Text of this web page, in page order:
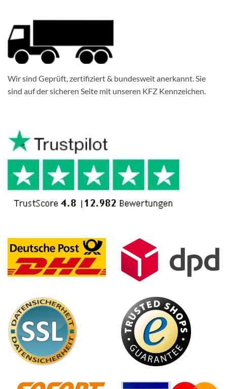
Wir sind Geprüft, zertifiziert & bundesweit anerkannt. Sie
sind auf der sicheren Seite mit unseren KFZ Kennzeichen.